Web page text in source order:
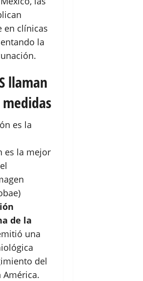
en clínicas
la
llaman
es la mejor
de la
una
del